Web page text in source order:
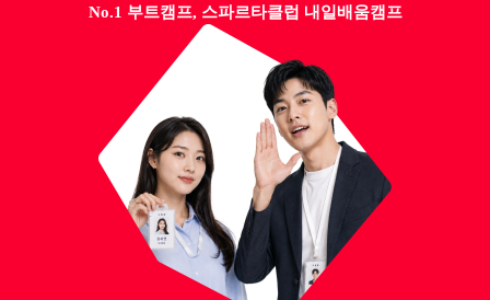
No.1 부트캠프, 스파르타클럽 내일배움캠프